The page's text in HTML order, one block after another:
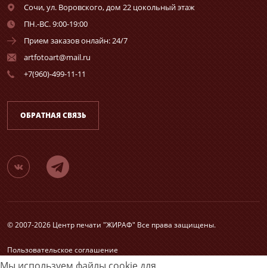
Сочи,ул. Воровского, дом 22 цокольный этаж
ПН.-ВС. 9:00-19:00
Прием заказов онлайн: 24/7
artfotoart@mail.ru
+7(960)-499-11-11
ОБРАТНАЯ СВЯЗЬ
© 2007-2026 Центр печати "ЖИРАФ" Все права защищены.
Пользовательское соглашение
Согласие на обработку персональных данных